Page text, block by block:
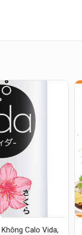
Calo Vida,